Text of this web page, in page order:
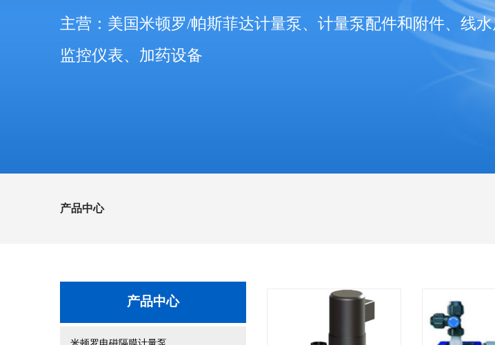
主营：美国米顿罗/帕斯菲达计量泵、计量泵配件和附件、线
监控仪表、加药设备
产品中心
产品中心